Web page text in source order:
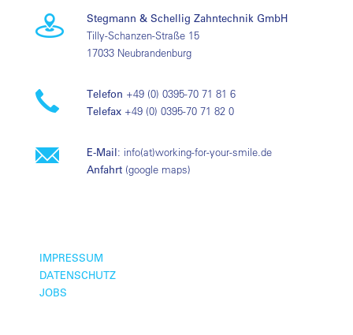
Stegmann & Schellig Zahntechnik GmbH
Tilly-Schanzen-Straße 15
17033 Neubrandenburg
Telefon +49 (0) 0395-70 71 81 6
Telefax +49 (0) 0395-70 71 82 0
E-Mail: info(at)working-for-your-smile.de
Anfahrt (google maps)
IMPRESSUM
DATENSCHUTZ
JOBS